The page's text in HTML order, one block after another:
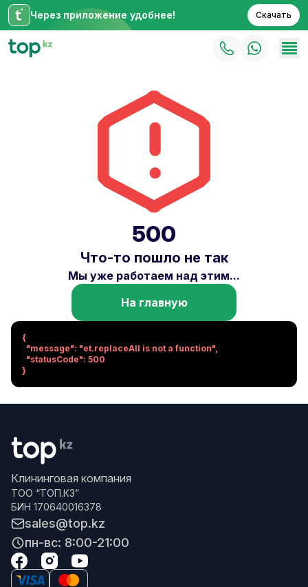
Через приложение удобнее! Скачать
500
Что-то пошло не так
Мы уже работаем над этим...
На главную
{
}
Клининговая компания
ТОО “ТОП.КЗ”
БИН 170640016378
sales@top.kz
пн-вс: 8:00-21:00